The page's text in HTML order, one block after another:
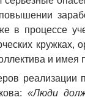
в процессе
кружках,
и имея
реализации
«Люди